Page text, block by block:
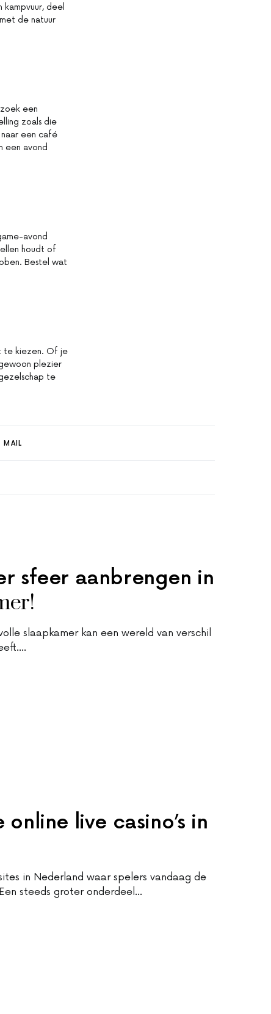
deel
de natuur
een
zoals die
naar een café
een avond
avond
houdt of
Bestel wat
te kiezen. Of je
plezier
te
MAIL
sfeer aanbrengen in
slaapkamer kan een wereld van verschil
live casino’s in
in Nederland waar spelers vandaag de
steeds groter onderdeel…